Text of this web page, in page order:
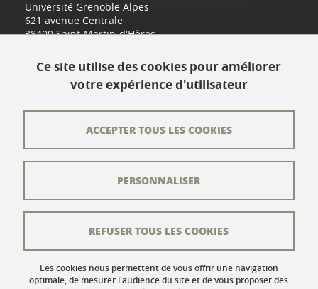
Université Grenoble Alpes
621 avenue Centrale
38400 Saint-Martin-d'Hères
L'équipe éditoriale
Crédits
Mentions légales
Données personnelles
Ce site utilise des cookies pour améliorer
votre expérience d'utilisateur
Les cookies nous permettent de vous offrir une navigation
optimale, de mesurer l'audience du site et de vous proposer des
ACCEPTER TOUS LES COOKIES
REFUSER TOUS LES COOKIES
PERSONNALISER